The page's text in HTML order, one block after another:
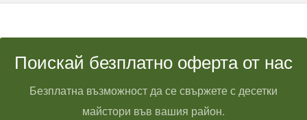
Поискай безплатно оферта от нас
Безплатна възможност да се свържете с десетки
майстори във вашия район.